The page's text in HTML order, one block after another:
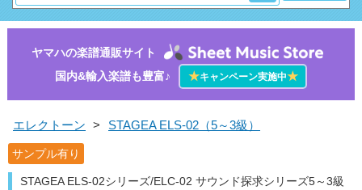
ヤマハの楽譜通販サイト
国内&輸入楽譜も豊富♪
★キャンペーン実施中★
エレクトーン > STAGEA ELS-02（5～3級）
サンプル有り
STAGEA ELS-02シリーズ/ELC-02 サウンド探求シリーズ5～3級